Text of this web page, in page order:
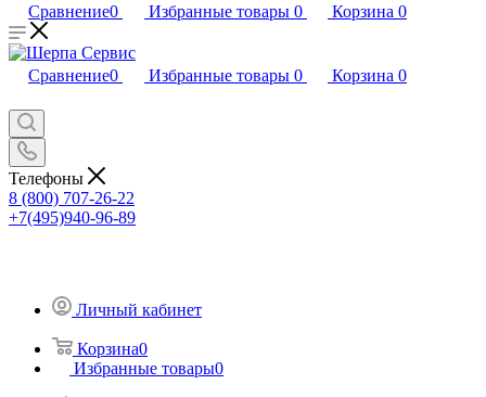
Сравнение0 Избранные товары 0 Корзина 0
Сравнение0 Избранные товары 0 Корзина 0
Телефоны
8 (800) 707-26-22
+7(495)940-96-89
Личный кабинет
Корзина0
Избранные товары0